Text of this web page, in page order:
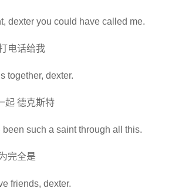
dexter you could have called me.
电话给我
together, dexter.
起 德克斯特
such a saint through all this.
完全是
friends, dexter.